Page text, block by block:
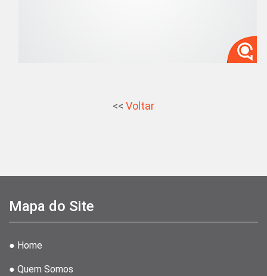
<< Voltar
Mapa do Site
● Home
● Quem Somos